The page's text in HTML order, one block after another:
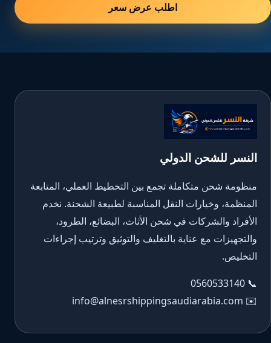
اطلب عرض سعر
النسر للشحن الدولي
منظومة شحن متكاملة تجمع بين التخطيط العملي، المتابعة
المنظمة، وخيارات النقل المناسبة لطبيعة الشحنة. نخدم
الأفراد والشركات في شحن الأثاث، البضائع، الطرود،
والتجهيزات مع عناية بالتغليف والتوثيق وترتيب إجراءات
التخليص.
📞
0560533140
✉️
info@alnesrshippingsaudiarabia.com